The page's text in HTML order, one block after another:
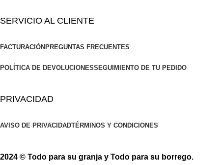
SERVICIO AL CLIENTE
FACTURACIÓNPREGUNTAS FRECUENTES
POLÍTICA DE DEVOLUCIONESSEGUIMIENTO DE TU PEDIDO
PRIVACIDAD
AVISO DE PRIVACIDADTÉRMINOS Y CONDICIONES
2024 © Todo para su granja y Todo para su borrego.